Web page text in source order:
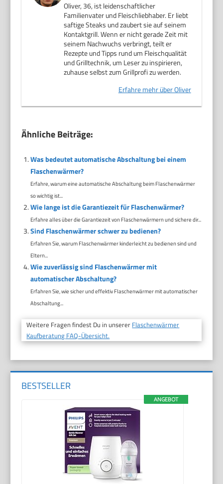
Oliver, 36, ist leidenschaftlicher
Familienvater und Fleischliebhaber. Er liebt
saftige Steaks und zaubert sie auf seinem
Kontaktgrill. Wenn er nicht gerade Zeit mit
seinem Nachwuchs verbringt, teilt er
Rezepte und Tipps rund um Fleischqualität
und Grilltechnik, um Leser zu inspirieren,
zuhause selbst zum Grillprofi zu werden.
Erfahre mehr über Oliver
Ähnliche Beiträge:
Was bedeutet automatische Abschaltung bei einem
Flaschenwärmer?
Erfahre, warum eine automatische Abschaltung beim Flaschenwärmer
so wichtig ist...
Wie lange ist die Garantiezeit für Flaschenwärmer?
Erfahre alles über die Garantiezeit von Flaschenwärmern und sichere dir...
Sind Flaschenwärmer schwer zu bedienen?
Erfahren Sie, warum Flaschenwärmer kinderleicht zu bedienen sind und
Eltern...
Wie zuverlässig sind Flaschenwärmer mit
automatischer Abschaltung?
Erfahren Sie, wie sicher und effektiv Flaschenwärmer mit automatischer
Abschaltung...
Weitere Fragen findest Du in unserer Flaschenwärmer
Kaufberatung FAQ-Übersicht.
BESTSELLER
ANGEBOT